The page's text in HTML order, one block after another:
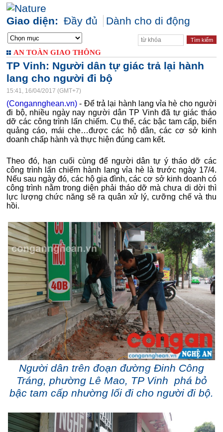
Giao diện: Đầy đủ Dành cho di động
AN TOÀN GIAO THÔNG
TP Vinh: Người dân tự giác trả lại hành
lang cho người đi bộ
15:41, 16/04/2017 (GMT+7)
(Congannghean.vn) - Để trả lại hành lang vỉa hè cho người
đi bộ, nhiều ngày nay người dân TP Vinh đã tự giác tháo
dỡ các công trình lấn chiếm. Cụ thể, các bậc tam cấp, biển
quảng cáo, mái che…được các hộ dân, các cơ sở kinh
doanh chấp hành và thực hiện đúng cam kết.
Theo đó, hạn cuối cùng để người dân tự ý tháo dỡ các
công trình lấn chiếm hành lang vỉa hè là trước ngày 17/4.
Nếu sau ngày đó, các hộ gia đình, các cơ sở kinh doanh có
công trình nằm trong diện phải tháo dỡ mà chưa di dời thì
lực lượng chức năng sẽ ra quân xử lý, cưỡng chế và thu
hồi.
Người dân trên đoạn đường Đinh Công
Tráng, phường Lê Mao, TP Vinh phá bỏ
bậc tam cấp nhường lối đi cho người đi bộ.